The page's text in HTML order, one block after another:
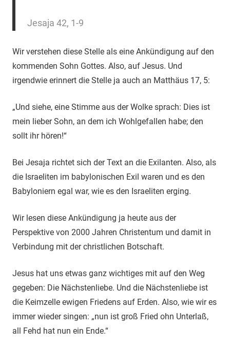
Jesaja 42, 1-9
Wir verstehen diese Stelle als eine Ankündigung auf den
kommenden Sohn Gottes. Also, auf Jesus. Und
irgendwie erinnert die Stelle ja auch an Matthäus 17, 5:
„Und siehe, eine Stimme aus der Wolke sprach: Dies ist
mein lieber Sohn, an dem ich Wohlgefallen habe; den
sollt ihr hören!“
Bei Jesaja richtet sich der Text an die Exilanten. Also, als
die Israeliten im babylonischen Exil waren und es den
Babyloniern egal war, wie es den Israeliten erging.
Wir lesen diese Ankündigung ja heute aus der
Perspektive von 2000 Jahren Christentum und damit in
Verbindung mit der christlichen Botschaft.
Jesus hat uns etwas ganz wichtiges mit auf den Weg
gegeben: Die Nächstenliebe. Und die Nächstenliebe ist
die Keimzelle ewigen Friedens auf Erden. Also, wie wir es
immer wieder singen: „nun ist groß Fried ohn Unterlaß,
all Fehd hat nun ein Ende.“